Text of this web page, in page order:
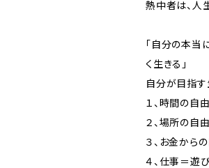
熱中者は、人
「自分の本当
く生きる」
自分が目指す
１、時間の自由
２、場所の自由
３、お金から
４、仕事＝遊